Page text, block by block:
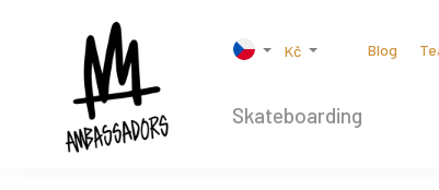
Kč Blog
Skateboarding